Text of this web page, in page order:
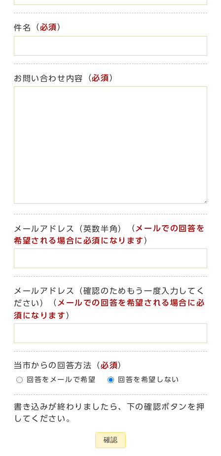
件名 （必須）
お問い合わせ内容 （必須）
メールアドレス（英数半角） （ メールでの回答を
希望される場合に必須になります ）
メールアドレス（確認のためもう一度入力してく
ださい）
（ メールでの回答を希望される場合に必
須になります ）
当市からの回答方法 （必須）
回答をメールで希望 回答を希望しない
書き込みが終わりましたら、下の確認ボタンを押
してください。
確認